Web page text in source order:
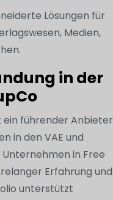
Lösungen für
Medien,
in der
führender Anbieter
in den VAE und
in Free
Erfahrung und
unterstützt